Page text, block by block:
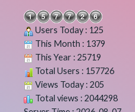
Users Today : 125
This Month : 1379
This Year : 25719
Total Users : 157726
Views Today : 205
Total views : 2044298